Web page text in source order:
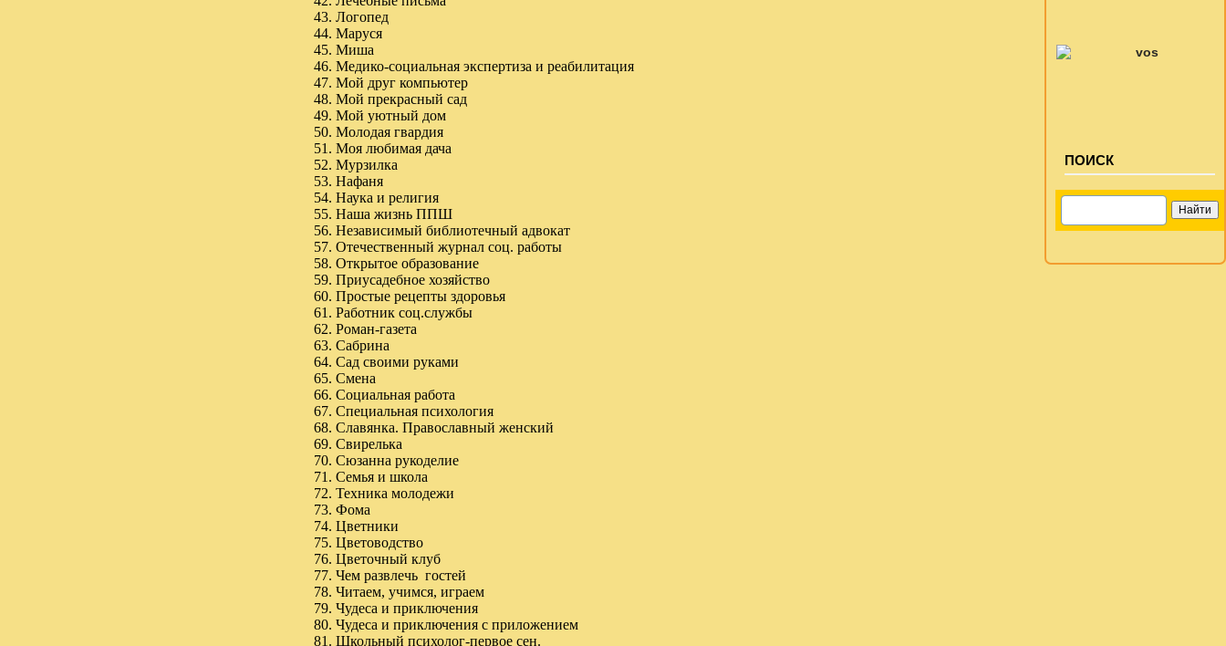
43. Логопед
44. Маруся
45. Миша
46. Медико-социальная экспертиза и реабилитация
47. Мой друг компьютер
48. Мой прекрасный сад
49. Мой уютный дом
50. Молодая гвардия
51. Моя любимая дача
52. Мурзилка
53. Нафаня
54. Наука и религия
55. Наша жизнь ППШ
56. Независимый библиотечный адвокат
57. Отечественный журнал соц. работы
58. Открытое образование
59. Приусадебное хозяйство
60. Простые рецепты здоровья
61. Работник соц.службы
62. Роман-газета
63. Сабрина
64. Сад своими руками
65. Смена
66. Социальная работа
67. Специальная психология
68. Славянка. Православный женский
69. Свирелька
70. Сюзанна рукоделие
71. Семья и школа
72. Техника молодежи
73. Фома
74. Цветники
75. Цветоводство
76. Цветочный клуб
77. Чем развлечь гостей
78. Читаем, учимся, играем
79. Чудеса и приключения
80. Чудеса и приключения с приложением
81. Школьный психолог-первое сен.
ПОИСК